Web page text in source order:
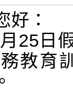
好：
25日
務教育